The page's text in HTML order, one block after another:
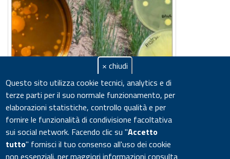
Giornata mondiale della Terra:
da ENEA microbi 'benefici' al
servizio di agricoltura e
ambiente I progetti di ricerca
× chiudi
Questo sito utilizza cookie tecnici, analytics e di
terze parti per il suo normale funzionamento, per
elaborazioni statistiche, controllo qualità e per
fornire le funzionalità di condivisione facoltativa
sui social network. Facendo clic su "Accetto
tutto" fornisci il tuo consenso all'uso dei cookie
non essenziali. per maggiori informazioni consulta